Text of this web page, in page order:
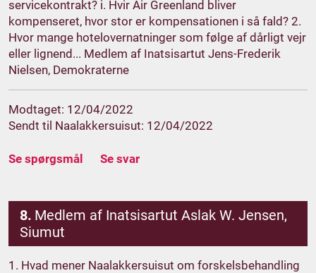
servicekontrakt? i. Hvir Air Greenland bliver
kompenseret, hvor stor er kompensationen i så fald? 2.
Hvor mange hotelovernatninger som følge af dårligt vejr
eller lignend... Medlem af Inatsisartut Jens-Frederik
Nielsen, Demokraterne
Modtaget: 12/04/2022
Sendt til Naalakkersuisut: 12/04/2022
Se spørgsmål Se svar
8. Medlem af Inatsisartut Aslak W. Jensen,
Siumut
1. Hvad mener Naalakkersuisut om forskelsbehandling